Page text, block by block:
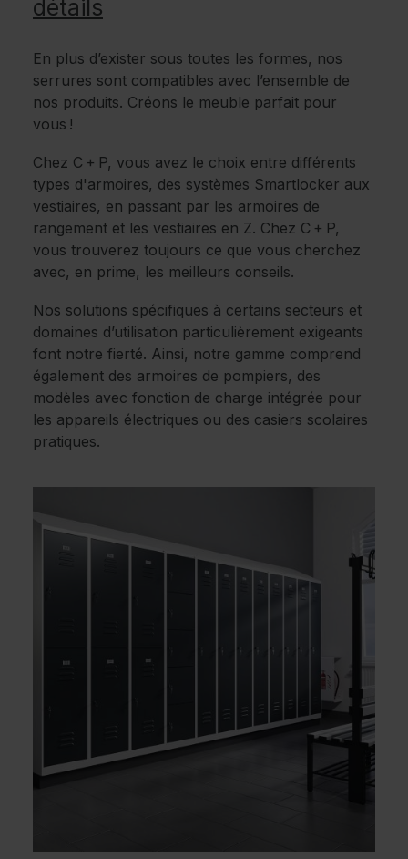
détails
En plus d’exister sous toutes les formes, nos
serrures sont compatibles avec l’ensemble de
nos produits. Créons le meuble parfait pour
vous !
Chez C + P, vous avez le choix entre différents
types d'armoires, des systèmes Smartlocker aux
vestiaires, en passant par les armoires de
rangement et les vestiaires en Z. Chez C + P,
vous trouverez toujours ce que vous cherchez
avec, en prime, les meilleurs conseils.
Nos solutions spécifiques à certains secteurs et
domaines d’utilisation particulièrement exigeants
font notre fierté. Ainsi, notre gamme comprend
également des armoires de pompiers, des
modèles avec fonction de charge intégrée pour
les appareils électriques ou des casiers scolaires
pratiques.